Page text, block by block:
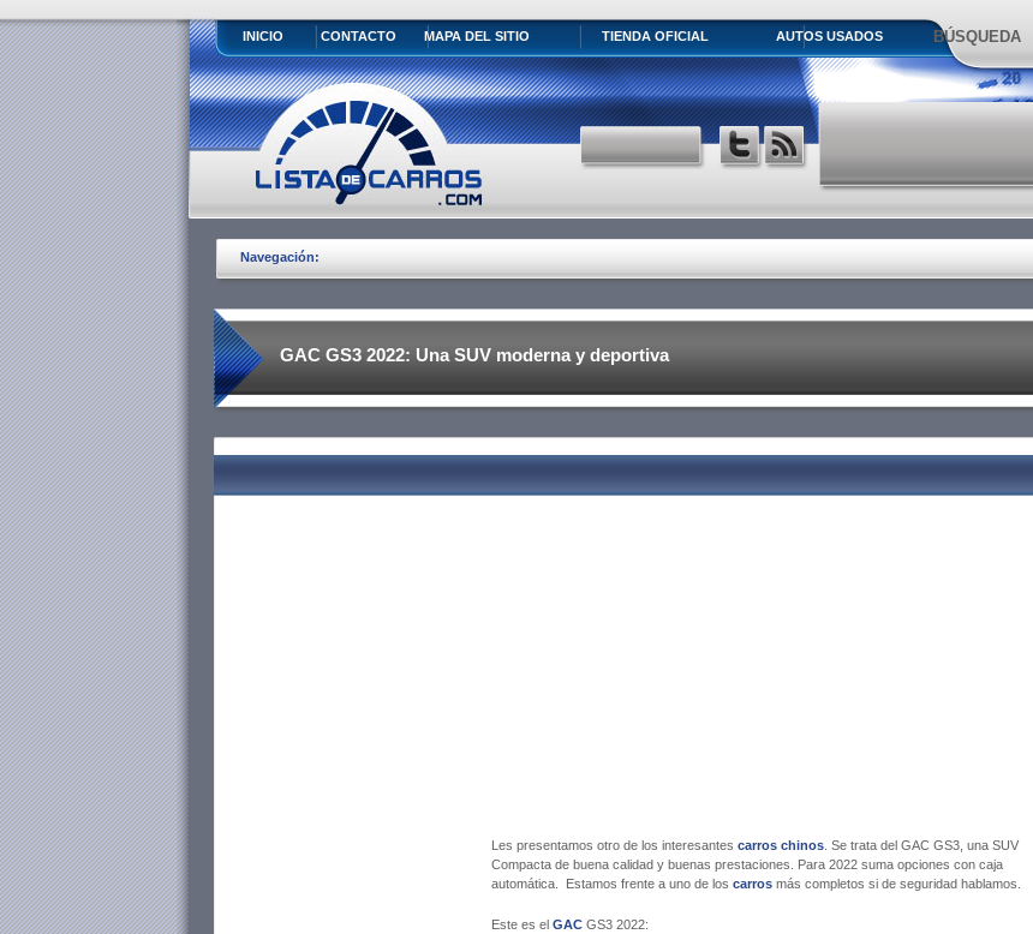
INICIO CONTACTO MAPA DEL SITIO TIENDA OFICIAL AUTOS USADOS BÚSQUEDA
Navegación:
GAC GS3 2022: Una SUV moderna y deportiva
Les presentamos otro de los interesantes carros chinos . Se trata del GAC GS3, una SUV
Compacta de buena calidad y buenas prestaciones. Para 2022 suma opciones con caja
automática. Estamos frente a uno de los carros más completos si de seguridad hablamos.
Este es el GAC GS3 2022: